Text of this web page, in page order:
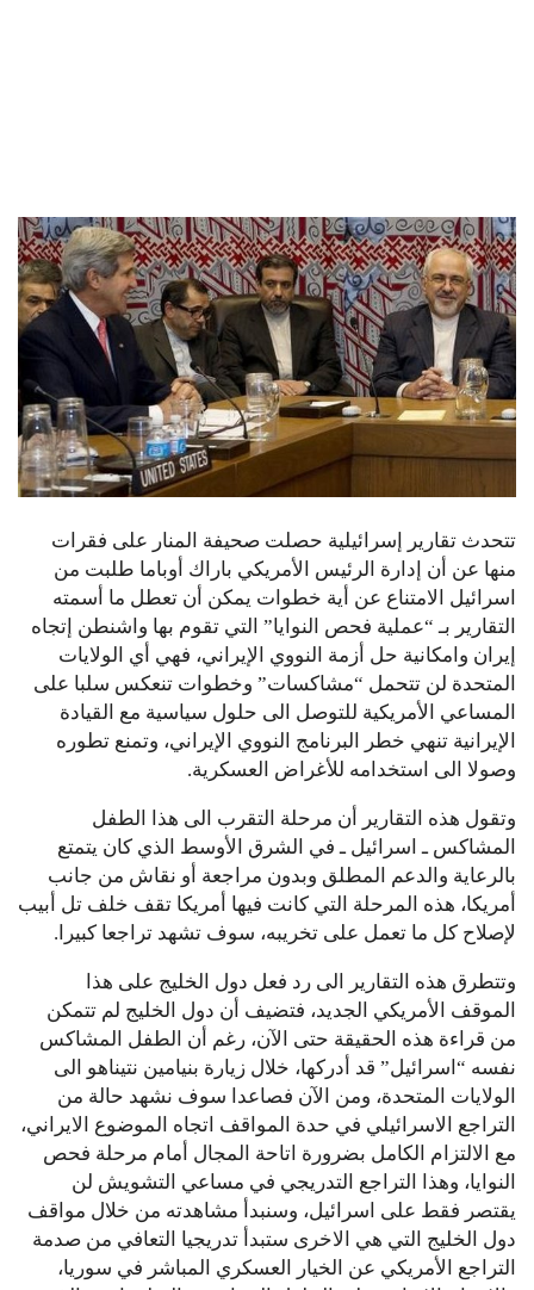
تتحدث تقارير إسرائيلية حصلت صحيفة المنار على فقرات
منها عن أن إدارة الرئيس الأمريكي باراك أوباما طلبت من
اسرائيل الامتناع عن أية خطوات يمكن أن تعطل ما أسمته
التقارير بـ “عملية فحص النوايا” التي تقوم بها واشنطن إتجاه
إيران وامكانية حل أزمة النووي الإيراني، فهي أي الولايات
المتحدة لن تتحمل “مشاكسات” وخطوات تنعكس سلبا على
المساعي الأمريكية للتوصل الى حلول سياسية مع القيادة
الإيرانية تنهي خطر البرنامج النووي الإيراني، وتمنع تطوره
وصولا الى استخدامه للأغراض العسكرية.
وتقول هذه التقارير أن مرحلة التقرب الى هذا الطفل
المشاكس ـ اسرائيل ـ في الشرق الأوسط الذي كان يتمتع
بالرعاية والدعم المطلق وبدون مراجعة أو نقاش من جانب
أمريكا، هذه المرحلة التي كانت فيها أمريكا تقف خلف تل أبيب
لإصلاح كل ما تعمل على تخريبه، سوف تشهد تراجعا كبيرا.
وتتطرق هذه التقارير الى رد فعل دول الخليج على هذا
الموقف الأمريكي الجديد، فتضيف أن دول الخليج لم تتمكن
من قراءة هذه الحقيقة حتى الآن، رغم أن الطفل المشاكس
نفسه “اسرائيل” قد أدركها، خلال زيارة بنيامين نتيناهو الى
الولايات المتحدة، ومن الآن فصاعدا سوف نشهد حالة من
التراجع الاسرائيلي في حدة المواقف اتجاه الموضوع الايراني،
مع الالتزام الكامل بضرورة اتاحة المجال أمام مرحلة فحص
النوايا، وهذا التراجع التدريجي في مساعي التشويش لن
يقتصر فقط على اسرائيل، وسنبدأ مشاهدته من خلال مواقف
دول الخليج التي هي الاخرى ستبدأ تدريجيا التعافي من صدمة
التراجع الأمريكي عن الخيار العسكري المباشر في سوريا،